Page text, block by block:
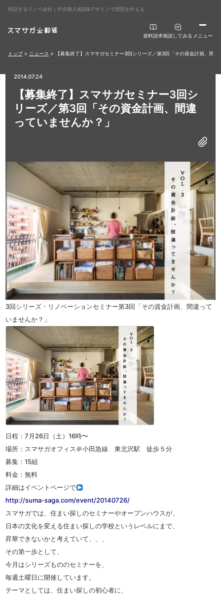
対話するリノベ会社｜中古購入相談&デザインで理想を叶える
メニュー
資料請求相談してみる
トップ> ニュース > 【募集終了】スマサガセミナー3回シリーズ／第3回「その資金計画、間
2014.07.24
【募集終了】スマサガセミナー3回シ
リーズ／第3回「その資金計画、間違
っていませんか？」
3回シリーズ・リノベーションセミナー第3回「その資金計画、間違って
いませんか？」
日程：7月26日（土）16時〜
場所：スマサガオフィス＠小田急線 東北沢駅 徒歩５分
募集：15組
料金：無料
詳細はイベントページで
http://suma-saga.com/event/20140726/
スマサガでは、住まい探しのセミナーやオープンハウスが、
日本の文化を変える住まい探しの学校というレベルにまで、
昇華できないかと考えていて、、、
その第一歩として、
今月はシリーズもののセミナーを、
毎週土曜日に開催しています。
テーマとしては、住まい探しの初心者に、